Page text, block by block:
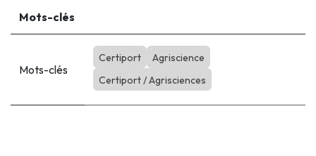
Mots-clés
Mots-clés
Certiport
Agriscience
Certiport / Agrisciences